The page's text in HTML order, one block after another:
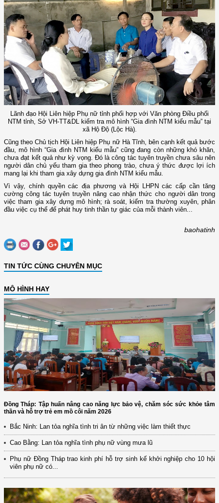
Lãnh đạo Hội Liên hiệp Phụ nữ tỉnh phối hợp với Văn phòng Điều phối
NTM tỉnh, Sở VH-TT&DL kiểm tra mô hình “Gia đình NTM kiểu mẫu” tại
xã Hộ Độ (Lộc Hà).
Cũng theo Chủ tịch Hội Liên hiệp Phụ nữ Hà Tĩnh, bên cạnh kết quả bước
đầu, mô hình “Gia đình NTM kiểu mẫu” cũng đang còn những khó khăn,
chưa đạt kết quả như kỳ vọng. Đó là công tác tuyên truyền chưa sâu nên
người dân chủ yếu tham gia theo phong trào, chưa ý thức được lợi ích
mang lại khi tham gia xây dựng gia đình NTM kiểu mẫu.
Vì vậy, chính quyền các địa phương và Hội LHPN các cấp cần tăng
cường công tác tuyên truyền nâng cao nhận thức cho người dân trong
việc tham gia xây dựng mô hình; rà soát, kiểm tra thường xuyên, phân
đầu việc cụ thể để phát huy tinh thần tự giác của mỗi thành viên...
baohatinh
TIN TỨC CÙNG CHUYÊN MỤC
MÔ HÌNH HAY
Đồng Tháp: Tập huấn nâng cao năng lực bảo vệ, chăm sóc sức khỏe tâm
thần và hỗ trợ trẻ em mồ côi năm 2026
Bắc Ninh: Lan tỏa nghĩa tình tri ân từ những việc làm thiết thực
Cao Bằng: Lan tỏa nghĩa tình phụ nữ vùng mưa lũ
Phụ nữ Đồng Tháp trao kinh phí hỗ trợ sinh kế khởi nghiệp cho 10 hội
viên phụ nữ có...